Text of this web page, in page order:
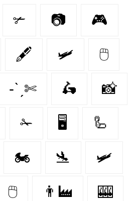
✃ 📷 🎮
🖋 🛩 🖱
-ˋˏ✄ 🛵 📸
✁ 🖥️ 🦾
🏍️ 🛬 🛩️
🖱️ 👨‍🏭 🎰